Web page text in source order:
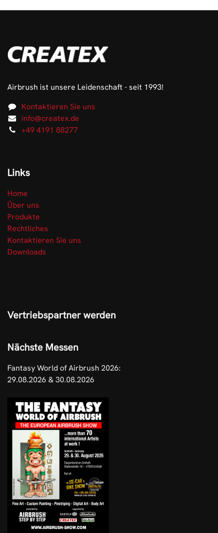
Airbrush ist unsere Leidenschaft - seit 1993!
Kontaktieren Sie uns
info@createx.de
+49 4191 88277
Links
Home
Über uns
Produkte
Rechtliches
Kontaktieren Sie uns
Downloads
Vertriebspartner werden
Nächste Messen
Fantasy World of Airbrush 2026:
29.08.2026 & 30.08.2026